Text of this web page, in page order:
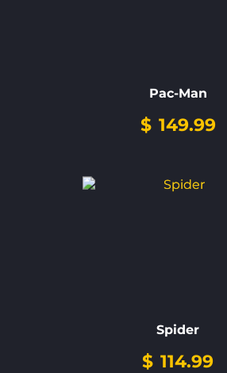
Pac-Man
$ 149.99
Spider
$ 114.99